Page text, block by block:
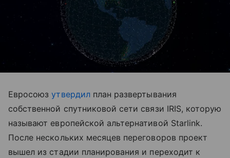
Евросоюзутвердилплан развертывания
собственной спутниковой сети связи IRIS, которую
называют европейской альтернативой Starlink.
После нескольких месяцев переговоров проект
вышел из стадии планирования и переходит к